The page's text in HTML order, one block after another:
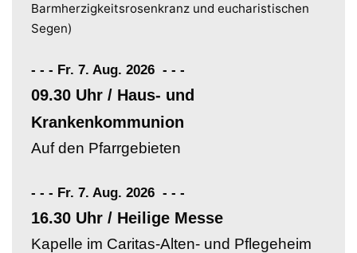
Barmherzigkeitsrosenkranz und eucharistischen
Segen)
- - - Fr. 7. Aug. 2026 - - -
09.30 Uhr / Haus- und
Krankenkommunion
Auf den Pfarrgebieten
- - - Fr. 7. Aug. 2026 - - -
16.30 Uhr / Heilige Messe
Kapelle im Caritas-Alten- und Pflegeheim